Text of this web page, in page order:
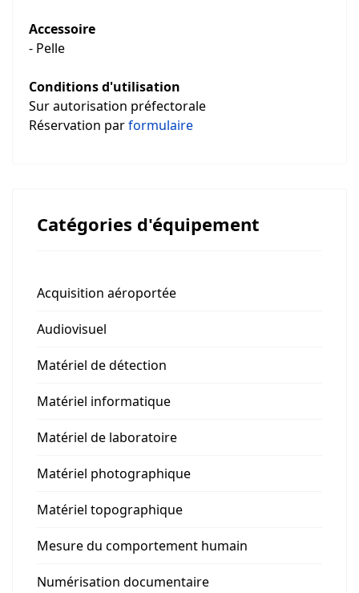
Accessoire
- Pelle
Conditions d'utilisation
Sur autorisation préfectorale
Réservation parformulaire
Catégories d'équipement
Acquisition aéroportée
Audiovisuel
Matériel de détection
Matériel informatique
Matériel de laboratoire
Matériel photographique
Matériel topographique
Mesure du comportement humain
Numérisation documentaire